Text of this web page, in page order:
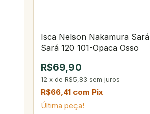
Isca Nelson Nakamura Sará
Sará 120 101-Opaca Osso
R$69,90
12 x de R$5,83 sem juros
R$66,41 com Pix
Última peça!